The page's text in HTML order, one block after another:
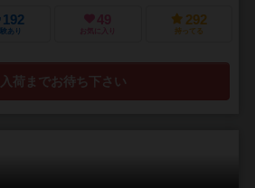
192
あり
49
お気に入り
292
持ってる
荷までお待ち下さい